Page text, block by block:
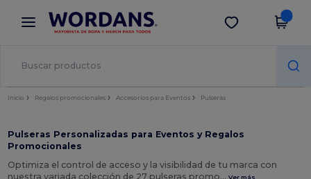
× App de Wordans
¡Mejores precios en app!
Descargar app
Inicio Regalos promocionales Accesorios para Eventos Pulseras
Pulseras Personalizadas para Eventos y Regalos
Promocionales
Optimiza el control de acceso y la visibilidad de tu marca con
nuestra variada colección de 27 pulseras promo…Ver más